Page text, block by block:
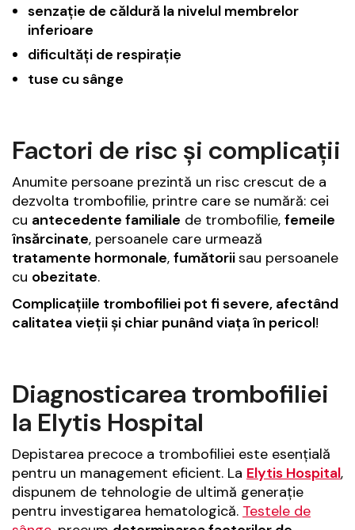
senzație de căldură la nivelul membrelor
inferioare
dificultăți de respirație
tuse cu sânge
Factori de risc și complicații
Anumite persoane prezintă un risc crescut de a
dezvolta trombofilie, printre care se numără: cei
cu antecedente familiale de trombofilie, femeile
însărcinate, persoanele care urmează
tratamente hormonale, fumătoriisau persoanele
cu obezitate.
Complicațiile trombofiliei pot fi severe, afectând
calitatea vieții și chiar punând viața în pericol!
Diagnosticarea trombofiliei
la Elytis Hospital
Depistarea precoce a trombofiliei este esențială
pentru un management eficient. La Elytis Hospital,
dispunem de tehnologie de ultimă generație
pentru investigarea hematologică. Testele de